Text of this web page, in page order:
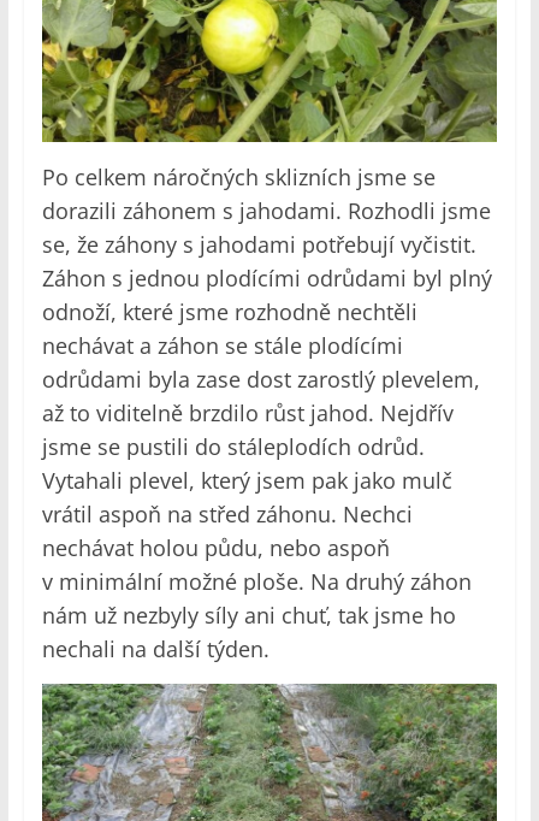
Po celkem náročných sklizních jsme se
dorazili záhonem s jahodami. Rozhodli jsme
se, že záhony s jahodami potřebují vyčistit.
Záhon s jednou plodícími odrůdami byl plný
odnoží, které jsme rozhodně nechtěli
nechávat a záhon se stále plodícími
odrůdami byla zase dost zarostlý plevelem,
až to viditelně brzdilo růst jahod. Nejdřív
jsme se pustili do stáleplodích odrůd.
Vytahali plevel, který jsem pak jako mulč
vrátil aspoň na střed záhonu. Nechci
nechávat holou půdu, nebo aspoň
v minimální možné ploše. Na druhý záhon
nám už nezbyly síly ani chuť, tak jsme ho
nechali na další týden.